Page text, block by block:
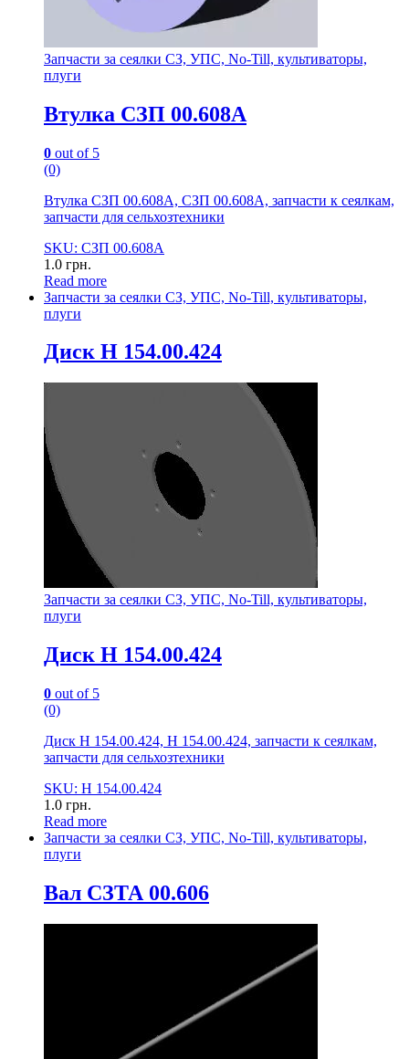
Запчасти за сеялки СЗ, УПС, No-Till, культиваторы,
плуги
Втулка СЗП 00.608А
0 out of 5
(0)
Втулка СЗП 00.608А, СЗП 00.608А, запчасти к сеялкам,
запчасти для сельхозтехники
SKU: СЗП 00.608А
1.0 грн.
Read more
Запчасти за сеялки СЗ, УПС, No-Till, культиваторы,
плуги
Диск Н 154.00.424
Запчасти за сеялки СЗ, УПС, No-Till, культиваторы,
плуги
Диск Н 154.00.424
0 out of 5
(0)
Диск Н 154.00.424, Н 154.00.424, запчасти к сеялкам,
запчасти для сельхозтехники
SKU: Н 154.00.424
1.0 грн.
Read more
Запчасти за сеялки СЗ, УПС, No-Till, культиваторы,
плуги
Вал СЗТА 00.606